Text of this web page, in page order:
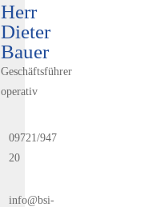
Herr
Dieter
Bauer
Geschäftsführer
operativ
09721/947
20
info@bsi-